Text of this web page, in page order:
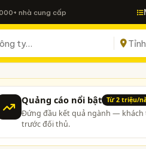
nhà cung cấp
Quảng cáo nổi bật Từ 2 triệu/
Đứng đầu kết quả ngành — khách
trước đối thủ.